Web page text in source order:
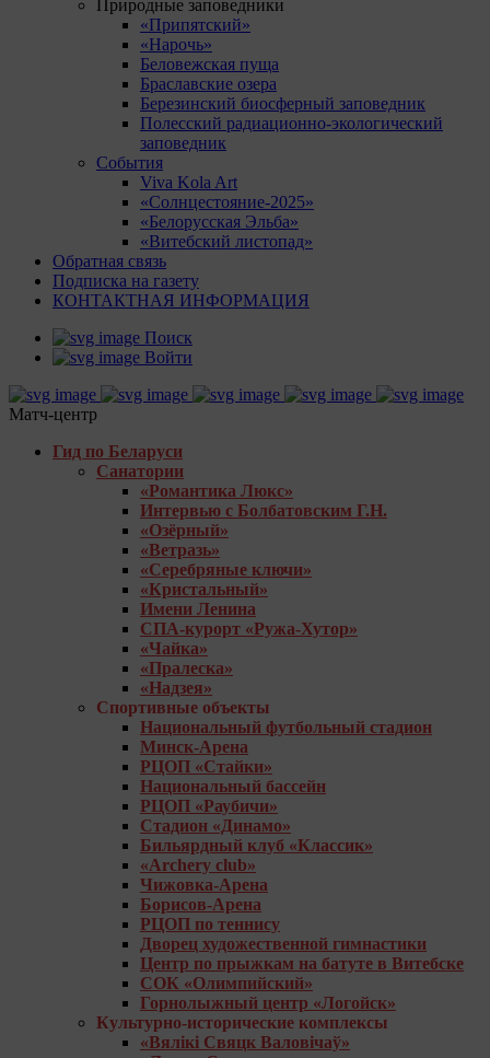
Природные заповедники
«Припятский»
«Нарочь»
Беловежская пуща
Браславские озера
Березинский биосферный заповедник
Полесский радиационно-экологический
заповедник
События
Viva Kola Art
«Солнцестояние-2025»
«Белорусская Эльба»
«Витебский листопад»
Обратная связь
Подписка на газету
КОНТАКТНАЯ ИНФОРМАЦИЯ
Поиск
Войти
Матч-центр
Гид по Беларуси
Санатории
«Романтика Люкс»
Интервью с Болбатовским Г.Н.
«Озёрный»
«Ветразь»
«Серебряные ключи»
«Кристальный»
Имени Ленина
СПА-курорт «Ружа-Хутор»
«Чайка»
«Пралеска»
«Надзея»
Спортивные объекты
Национальный футбольный стадион
Минск-Арена
РЦОП «Стайки»
Национальный бассейн
РЦОП «Раубичи»
Стадион «Динамо»
Бильярдный клуб «Классик»
«Archery club»
Чижовка-Арена
Борисов-Арена
РЦОП по теннису
Дворец художественной гимнастики
Центр по прыжкам на батуте в Витебске
СОК «Олимпийский»
Горнолыжный центр «Логойск»
Культурно-исторические комплексы
«Вялікі Свяцк Валовічаў»